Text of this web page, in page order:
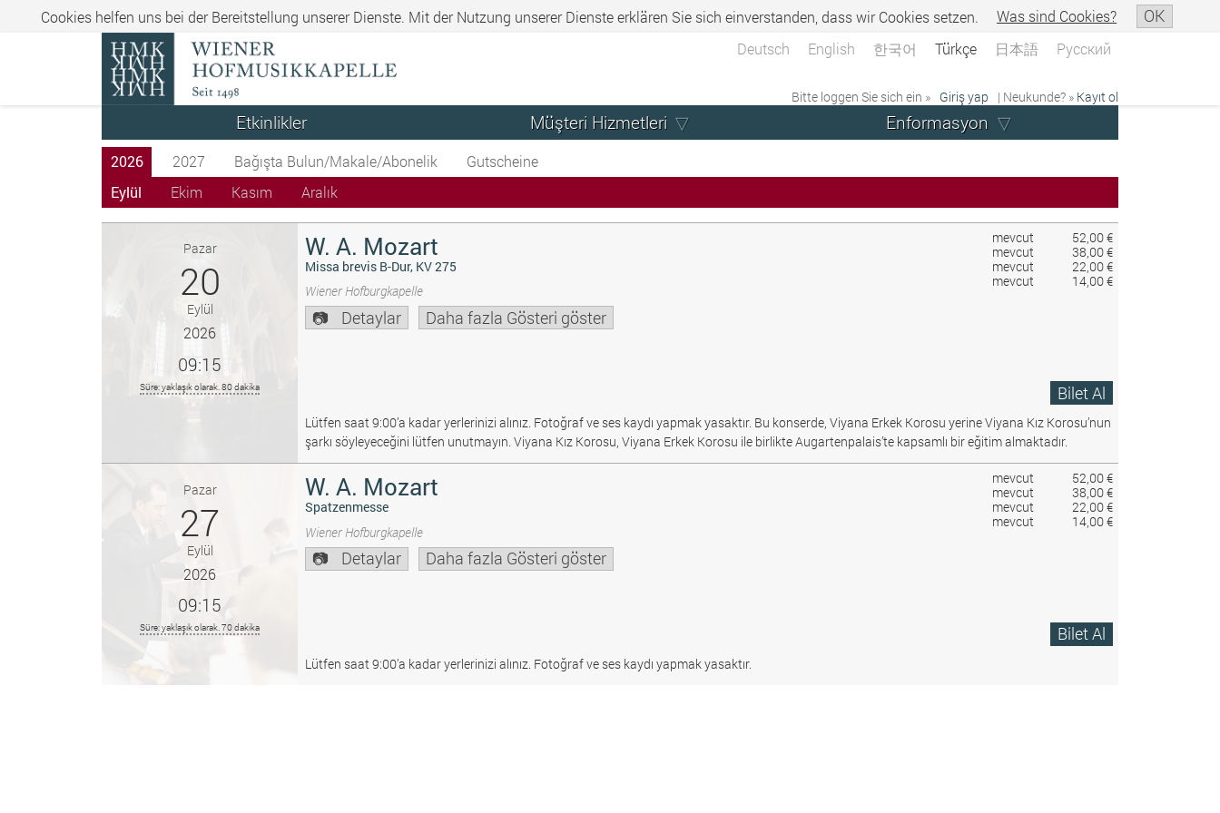
Cookies helfen uns bei der Bereitstellung unserer Dienste. Mit der Nutzung unserer Dienste erklären Sie sich einverstanden, dass wir Cookies setzen. Was sind Cookies? OK
Deutsch English 한국어 Türkçe 日本語 Русский
Bitte loggen Sie sich ein » Giriş yap | Neukunde? » Kayıt ol
Etkinlikler Müşteri Hizmetleri Enformasyon
2026 2027 Bağışta Bulun/Makale/Abonelik
Gutscheine
Eylül
Ekim Kasım Aralık
mevcut
52,00 €
mevcut
38,00 €
mevcut
22,00 €
mevcut
14,00 €
Pazar
20
Eylül
2026
09:15
Süre: yaklaşık olarak. 80 dakika
W. A. Mozart
Missa brevis B-Dur, KV 275
Wiener Hofburgkapelle
Detaylar Daha fazla Gösteri göster
Bilet Al
Lütfen saat 9:00’a kadar yerlerinizi alınız. Fotoğraf ve ses kaydı yapmak yasaktır. Bu konserde, Viyana Erkek Korosu yerine Viyana Kız Korosu’nun
şarkı söyleyeceğini lütfen unutmayın. Viyana Kız Korosu, Viyana Erkek Korosu ile birlikte Augartenpalais’te kapsamlı bir eğitim almaktadır.
mevcut
52,00 €
mevcut
38,00 €
mevcut
22,00 €
mevcut
14,00 €
Pazar
27
Eylül
2026
09:15
Süre: yaklaşık olarak. 70 dakika
W. A. Mozart
Spatzenmesse
Wiener Hofburgkapelle
Detaylar Daha fazla Gösteri göster
Bilet Al
Lütfen saat 9:00’a kadar yerlerinizi alınız. Fotoğraf ve ses kaydı yapmak yasaktır.